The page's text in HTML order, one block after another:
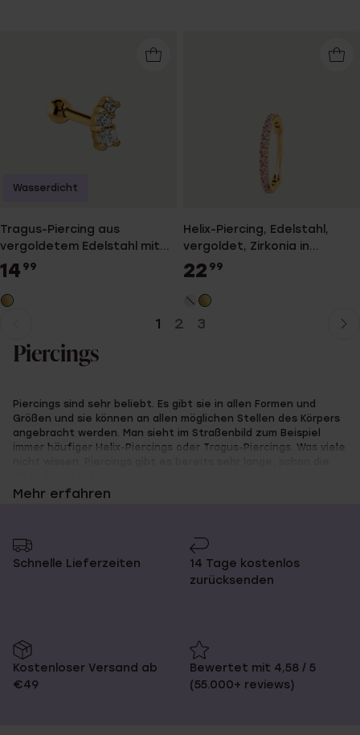
Tragus-Piercing aus
vergoldetem Edelstahl mit
Zirkonia
14 99
Wasserdicht
Helix-Piercing, Edelstahl,
vergoldet, Zirkonia in
Hellrosa
22 99
Seite
1 2 3
zurPiercings
Piercings sind sehr beliebt. Es gibt sie in allen Formen und
Größen und sie können an allen möglichen Stellen des Körpers
angebracht werden. Man sieht im Straßenbild zum Beispiel
immer häufiger Helix-Piercings oder Tragus-Piercings. Was viele
Piercings online bestellen bei
anbietet, weißt du natürlich. Aber war dir schon klar, dass wir
auch schöne Piercings verkaufen? Bei Lucardi kannst du die
coolsten Piercings für dein Ohr, deine Nase oder deinen
Bauchnabel online bestellen.
Mehr erfahren
Schnelle Lieferzeiten
14 Tage kostenlos
zurücksenden
Kostenloser Versand ab
€49
Bewertet mit 4,58 / 5
(55.000+ reviews)